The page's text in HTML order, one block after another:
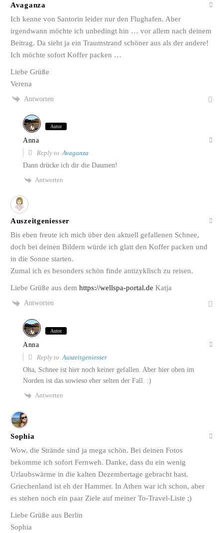
Avaganza
Ich kenne von Santorin leider nur den Flughafen. Aber
irgendwann möchte ich unbedingt hin … vor allem nach deinem
Beitrag. Da sieht ja ein Traumstrand schöner aus als der andere!
Ich möchte sofort Koffer packen …
Liebe Grüße
Verena
Antworten
Autor
Anna
Reply toAvaganza
Dann drücke ich dir die Daumen!
Antworten
Auszeitgeniesser
Bis eben freute ich mich über den aktuell gefallenen Schnee,
doch bei deinen Bildern würde ich glatt den Koffer packen und
in die Sonne starten.
Zumal ich es besonders schön finde antizyklisch zu reisen.
Liebe Grüße aus dem https://wellspa-portal.de Katja
Antworten
Autor
Anna
Reply toAuszeitgeniesser
Oha, Schnee ist hier noch keiner gefallen. Aber hier oben im
Norden ist das sowieso eher selten der Fall. :)
Antworten
Sophia
Wow, die Strände sind ja mega schön. Bei deinen Fotos
bekomme ich sofort Fernweh. Danke, dass du ein wenig
Urlaubswärme in die kalten Dezembertage gebracht hast.
Griechenland ist eh der Hammer. In Athen war ich schon, aber
es stehen noch ein paar Ziele auf meiner To-Travel-Liste ;)
Liebe Grüße aus Berlin
Sophia